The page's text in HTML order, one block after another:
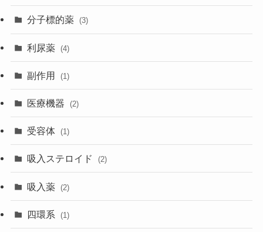
分子標的薬 (3)
利尿薬 (4)
副作用 (1)
医療機器 (2)
受容体 (1)
吸入ステロイド (2)
吸入薬 (2)
四環系 (1)